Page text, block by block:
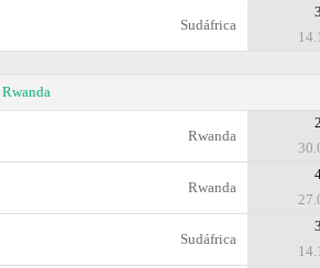
Sudáfrica
Rwanda
Rwanda
Rwanda
Sudáfrica